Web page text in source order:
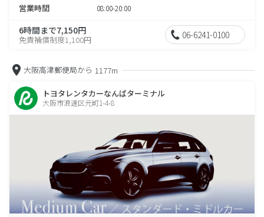
営業時間 08:00-20:00
6時間まで7,150円
免責補償制度1,100円 06-6241-0100
大阪高津郵便局から 1177m
トヨタレンタカーなんばターミナル
大阪市浪速区元町1-4-8